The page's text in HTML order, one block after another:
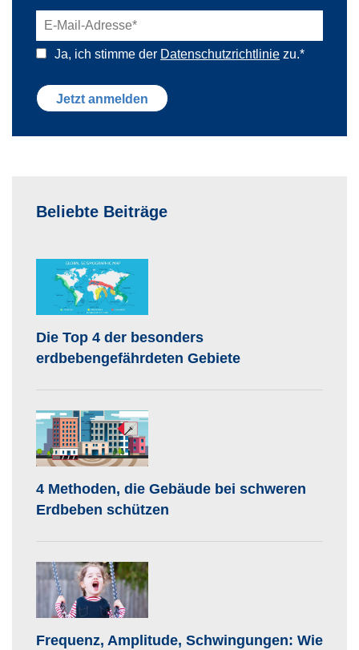
Ja, ich stimme der Datenschutzrichtlinie zu.*
Beliebte Beiträge
Die Top 4 der besonders
erdbebengefährdeten Gebiete
4 Methoden, die Gebäude bei schweren
Erdbeben schützen
Frequenz, Amplitude, Schwingungen: Wie